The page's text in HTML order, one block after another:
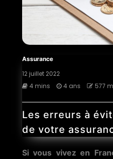
Assurance
12 juillet 2022
4 mins
4 ans 577
Les erreurs à
de votre
Si vous vivez en